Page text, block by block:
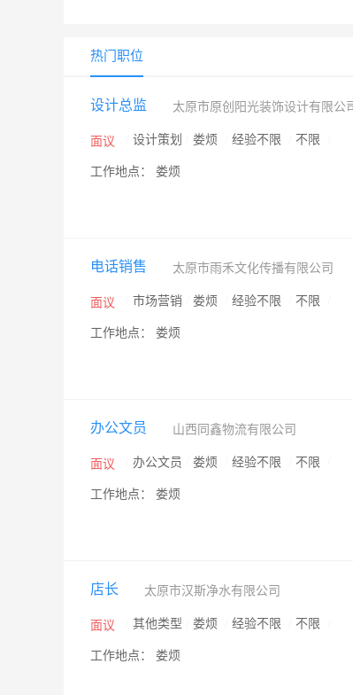
热门职位
设计总监 太原市原创阳光装饰设计有限公
面议 设计策划 娄烦 经验不限 不限
工作地点： 娄烦
电话销售 太原市雨禾文化传播有限公司
面议 市场营销 娄烦 经验不限 不限
工作地点： 娄烦
办公文员 山西同鑫物流有限公司
面议 办公文员 娄烦 经验不限 不限
工作地点： 娄烦
店长 太原市汉斯净水有限公司
面议 其他类型 娄烦 经验不限 不限
工作地点： 娄烦